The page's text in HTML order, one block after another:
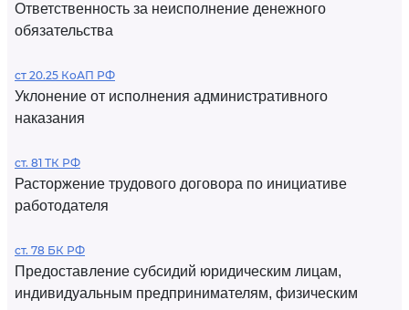
Ответственность за неисполнение денежного
обязательства
ст 20.25 КоАП РФ
Уклонение от исполнения административного
наказания
ст. 81 ТК РФ
Расторжение трудового договора по инициативе
работодателя
ст. 78 БК РФ
Предоставление субсидий юридическим лицам,
индивидуальным предпринимателям, физическим